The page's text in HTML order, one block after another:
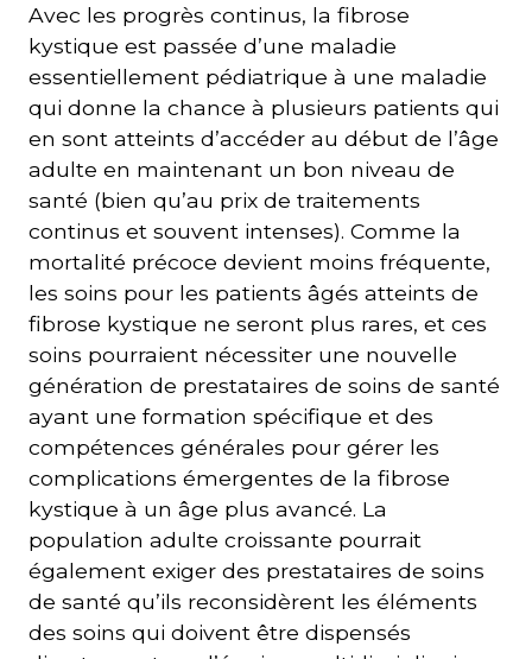
Avec les progrès continus, la fibrose
kystique est passée d’une maladie
essentiellement pédiatrique à une maladie
qui donne la chance à plusieurs patients qui
en sont atteints d’accéder au début de l’âge
adulte en maintenant un bon niveau de
santé (bien qu’au prix de traitements
continus et souvent intenses). Comme la
mortalité précoce devient moins fréquente,
les soins pour les patients âgés atteints de
fibrose kystique ne seront plus rares, et ces
soins pourraient nécessiter une nouvelle
génération de prestataires de soins de santé
ayant une formation spécifique et des
compétences générales pour gérer les
complications émergentes de la fibrose
kystique à un âge plus avancé. La
population adulte croissante pourrait
également exiger des prestataires de soins
de santé qu’ils reconsidèrent les éléments
des soins qui doivent être dispensés